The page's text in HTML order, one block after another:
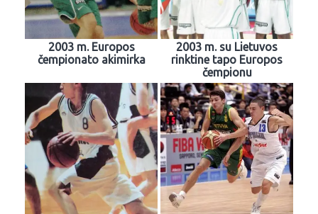
2003 m. Europos
čempionato akimirka
2003 m. su Lietuvos
rinktine tapo Europos
čempionu